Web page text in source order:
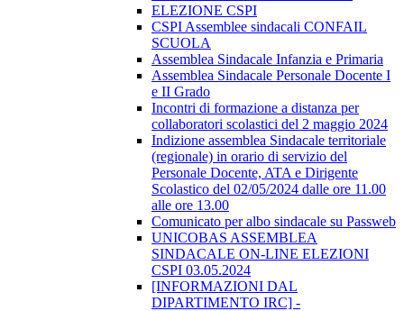
ELEZIONE CSPI
CSPI Assemblee sindacali CONFAIL
SCUOLA
Assemblea Sindacale Infanzia e Primaria
Assemblea Sindacale Personale Docente I
e II Grado
Incontri di formazione a distanza per
collaboratori scolastici del 2 maggio 2024
Indizione assemblea Sindacale territoriale
(regionale) in orario di servizio del
Personale Docente, ATA e Dirigente
Scolastico del 02/05/2024 dalle ore 11.00
alle ore 13.00
Comunicato per albo sindacale su Passweb
UNICOBAS ASSEMBLEA
SINDACALE ON-LINE ELEZIONI
CSPI 03.05.2024
[INFORMAZIONI DAL
DIPARTIMENTO IRC] -